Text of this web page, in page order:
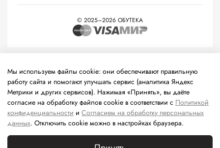
© 2025–2026 ОБУТЕКА
технологии
(информационные технологии предоставления
информации на основе сбора, систематизации и анализа
сведений, относящихся к предпочтениям пользователей сети
«Интернет», находящихся на территории Российской
Федерации).
Мы используем файлы cookie: они обеспечивают правильную
работу сайта и помогают улучшать сервис (аналитика Яндекс
Метрики и других сервисов). Нажимая «Принять», вы даёте
согласие на обработку файлов cookie в соответствии с Политикой
конфиденциальности и Согласием на обработку персональных
данных. Отключить cookie можно в настройках браузера.